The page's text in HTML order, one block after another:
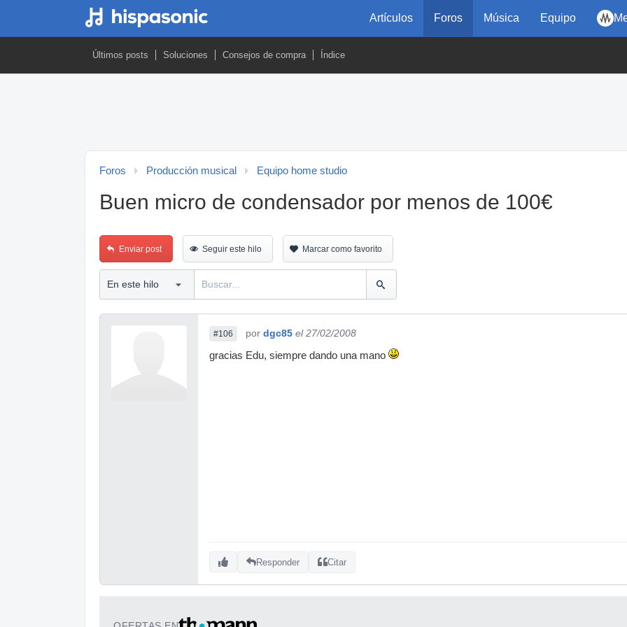
Artículos Foros Música Equipo
Últimos posts Soluciones Consejos de compra Índice
Foros Producción musical Equipo home studio
Buen micro de condensador por menos de 100€
Enviar post Seguir este hilo Marcar como favorito
#106 por dgc85 el 27/02/2008
gracias Edu, siempre dando una mano
Responder Citar